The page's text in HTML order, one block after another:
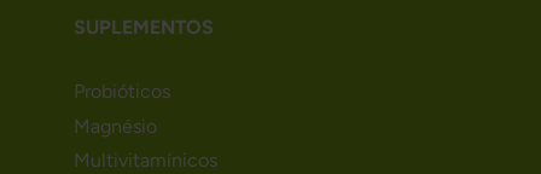
SUPLEMENTOS
Probióticos
Magnésio
Multivitamínicos